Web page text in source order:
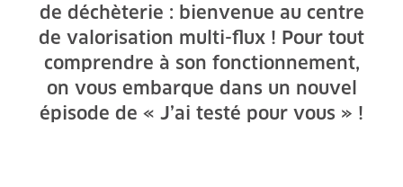
de déchèterie : bienvenue au centre
de valorisation multi-flux ! Pour tout
comprendre à son fonctionnement,
on vous embarque dans un nouvel
épisode de « J’ai testé pour vous » !